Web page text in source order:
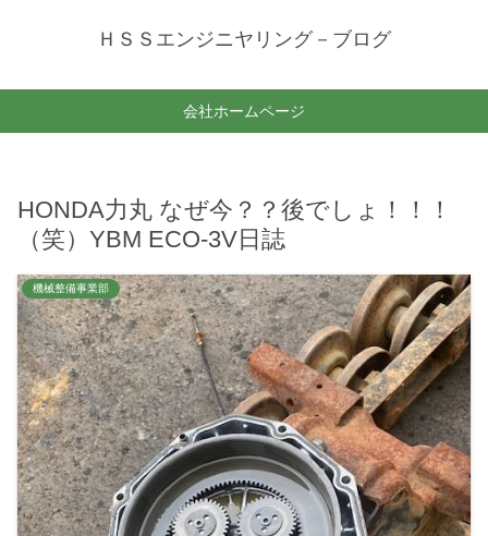
ＨＳＳエンジニヤリング－ブログ
会社ホームページ
HONDA力丸 なぜ今？？後でしょ！！！
（笑）YBM ECO-3V日誌
機械整備事業部